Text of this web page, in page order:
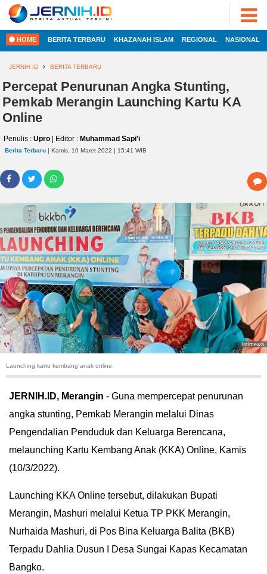
HOME
INTERNASIONAL
EKOBIS
POLITIK
HUKUM
KRIMINAL
KHAZANAH
LEISUR
TEKNOLOGI
OTOMOTIF
OLAHRAGA
HIBURAN
IN
DEPTH
ADVERTORIAL
FOTO
VIDEO
PESONA
JAMBI
PESONA
INDONESIA
DUNIA
HEALTH
PROPERTY
LIFESTYLE
ENTREPRENEURSHIP
2022
JERNIH.ID
•
Developed
HOME BERITA TERBARU KHAZANAH ISLAM REGIONAL NASIONAL
JERNIH ID BERITA TERBARU
Percepat Penurunan Angka Stunting,
Pemkab Merangin Launching Kartu KA
Online
Penulis : Upro | Editor : Muhammad Sapi'i
Berita Terbaru | Kamis, 10 Maret 2022 | 15:41 WIB
Istimewa
Launching kartu kembang anak online
JERNIH.ID, Merangin - Guna mempercepat penurunan
angka stunting, Pemkab Merangin melalui Dinas
Pengendalian Penduduk dan Keluarga Berencana,
melaunching Kartu Kembang Anak (KKA) Online, Kamis
(10/3/2022).
Launching KKA Online tersebut, dilakukan Bupati
Merangin, Mashuri melalui Ketua TP PKK Merangin,
Nurhaida Mashuri, di Pos Bina Keluarga Balita (BKB)
Terpadu Dahlia Dusun I Desa Sungai Kapas Kecamatan
Bangko.